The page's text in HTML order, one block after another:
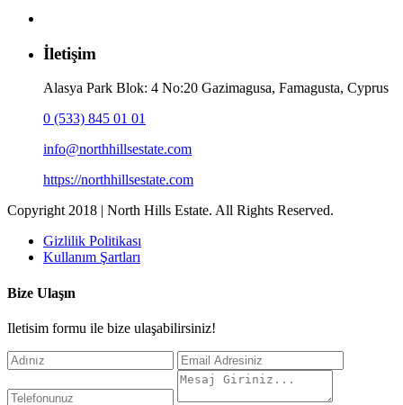
İletişim
Alasya Park Blok: 4 No:20 Gazimagusa, Famagusta, Cyprus
0 (533) 845 01 01
info@northhillsestate.com
https://northhillsestate.com
Copyright 2018 | North Hills Estate. All Rights Reserved.
Gizlilik Politikası
Kullanım Şartları
Bize Ulaşın
Iletisim formu ile bize ulaşabilirsiniz!